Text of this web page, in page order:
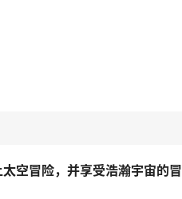
空冒险，并享受浩瀚宇宙的冒